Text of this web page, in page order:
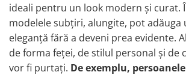
Brățări din Argint cu pietre
semiprețioase
Brățări elastice cu pietre
semiprețioase
BRĂȚĂRI DE PICIOR
ideali pentru un look modern și curat.
modelele subțiri, alungite, pot adăuga
eleganță fără a deveni prea evidente.
de forma feței, de stilul personal și de
vor fi purtați. De exemplu,